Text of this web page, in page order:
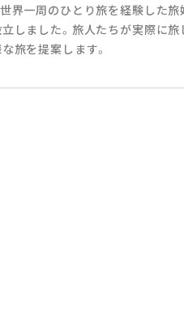
界一周のひとり旅を経験した
しました。旅人たちが実際に
旅を提案します。